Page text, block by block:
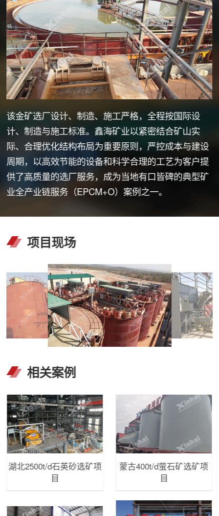
该金矿选厂设计、制造、施工严格，全程按国际设
计、制造与施工标准。鑫海矿业以紧密结合矿山实
际、合理优化结构布局为重要原则，严控成本与建设
周期，以高效节能的设备和科学合理的工艺为客户提
供了高质量的选厂服务，成为当地有口皆碑的典型矿
业全产业链服务（EPCM+O）案例之一。
项目现场
相关案例
湖北2500t/d石英砂选矿项
目
蒙古400t/d萤石矿选矿项
目